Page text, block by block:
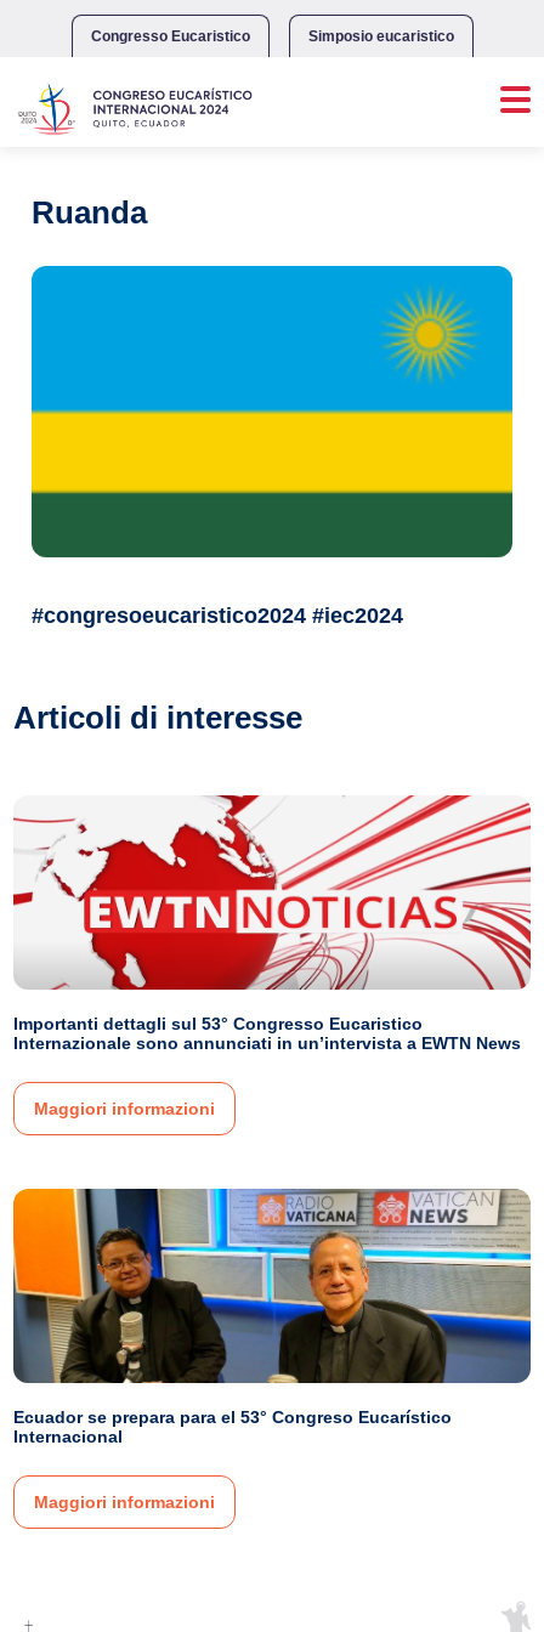
Congresso Eucaristico Simposio eucaristico
Ruanda
#congresoeucaristico2024 #iec2024
Articoli di interesse
Importanti dettagli sul 53° Congresso Eucaristico
Internazionale sono annunciati in un’intervista a EWTN News
Maggiori informazioni
Ecuador se prepara para el 53° Congreso Eucarístico
Internacional
Maggiori informazioni